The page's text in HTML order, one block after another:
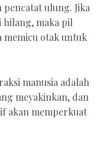
pencatat ulung. Jika
maka pil
memicu otak untuk
manusia adalah
meyakinkan, dan
akan memperkuat